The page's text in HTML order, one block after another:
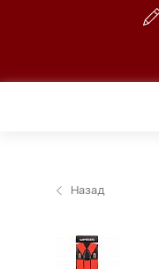
Назад